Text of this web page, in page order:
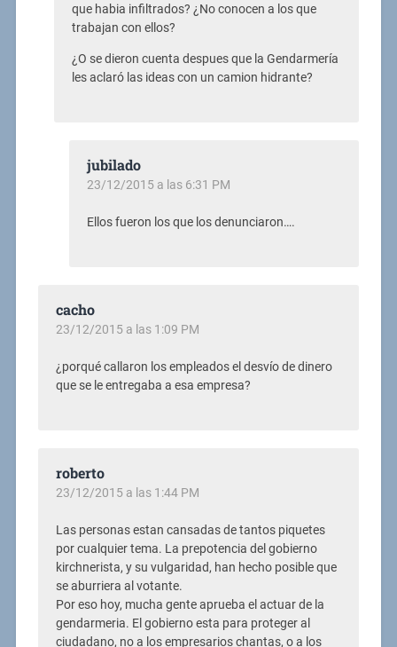
que habia infiltrados? ¿No conocen a los que
trabajan con ellos?
¿O se dieron cuenta despues que la Gendarmería
les aclaró las ideas con un camion hidrante?
jubilado
23/12/2015 a las 6:31 PM
Ellos fueron los que los denunciaron….
cacho
23/12/2015 a las 1:09 PM
¿porqué callaron los empleados el desvío de dinero
que se le entregaba a esa empresa?
roberto
23/12/2015 a las 1:44 PM
Las personas estan cansadas de tantos piquetes
por cualquier tema. La prepotencia del gobierno
kirchnerista, y su vulgaridad, han hecho posible que
se aburriera al votante.
Por eso hoy, mucha gente aprueba el actuar de la
gendarmeria. El gobierno esta para proteger al
ciudadano, no a los empresarios chantas, o a los